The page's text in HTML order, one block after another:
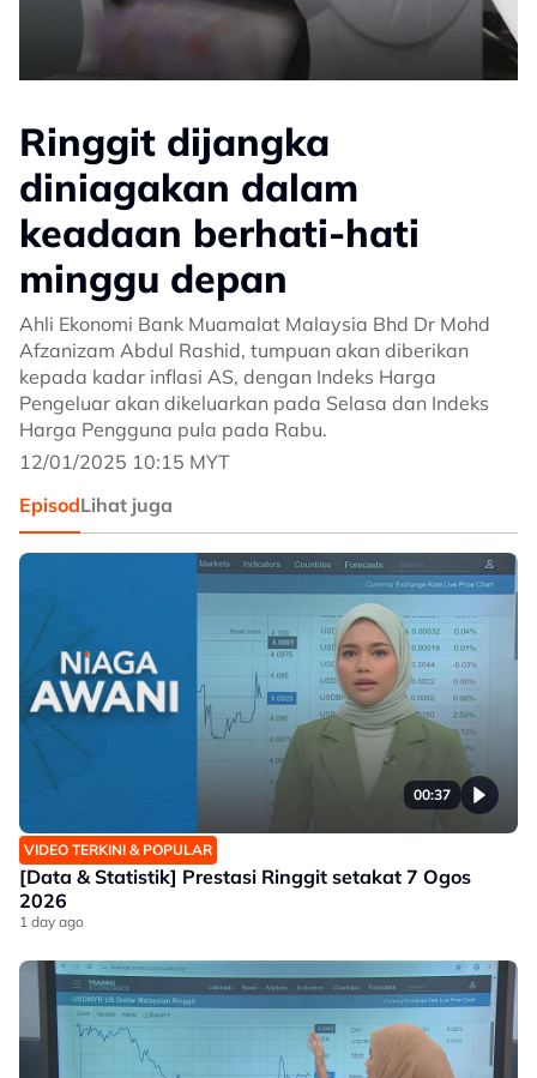
Ringgit dijangka
diniagakan dalam
keadaan berhati-hati
minggu depan
Ahli Ekonomi Bank Muamalat Malaysia Bhd Dr Mohd
Afzanizam Abdul Rashid, tumpuan akan diberikan
kepada kadar inflasi AS, dengan Indeks Harga
Pengeluar akan dikeluarkan pada Selasa dan Indeks
Harga Pengguna pula pada Rabu.
12/01/2025 10:15 MYT
EpisodLihat juga
00:37
VIDEO TERKINI & POPULAR
[Data & Statistik] Prestasi Ringgit setakat 7 Ogos
2026
1 day ago